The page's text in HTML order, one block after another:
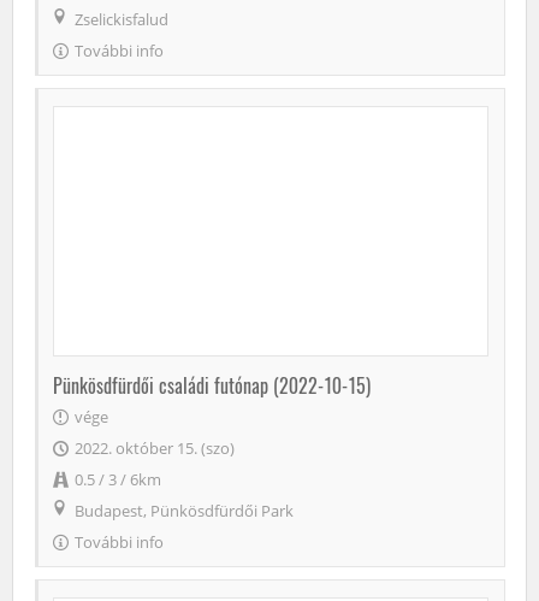
Zselickisfalud
További info
Pünkösdfürdői családi futónap (2022-10-15)
vége
2022. október 15. (szo)
0.5 / 3 / 6km
Budapest, Pünkösdfürdői Park
További info